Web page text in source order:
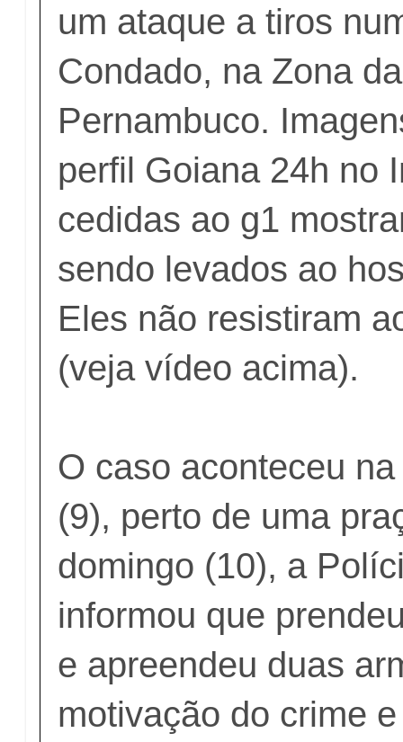
um ataque a tiros
Condado, na Zona
Pernambuco.
perfil Goiana 24h no
cedidas ao g1
sendo levados ao
Eles não resistiram
(veja vídeo acima).
O caso aconteceu
(9), perto de uma
domingo (10), a
informou que
e apreendeu duas
motivação do crime